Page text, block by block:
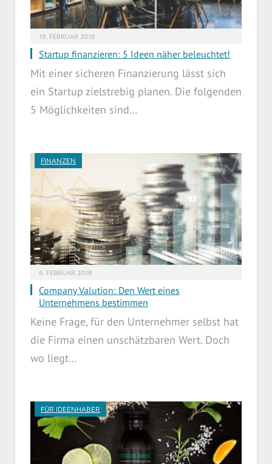
19. FEBRUAR 2018
Startup finanzieren: 5 Ideen näher beleuchtet!
Mit einer sicheren Finanzierung lässt sich
ein Startup zielstrebig planen. Die folgenden
5 Möglichkeiten sind…
FINANZEN
6. FEBRUAR 2018
Company Valution: Den Wert eines
Unternehmens bestimmen
Keine Frage, für den Unternehmer selbst hat
die Firma einen unschätzbaren Wert. Doch
wo liegt…
FÜR IDEENHABER